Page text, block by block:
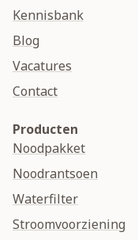
Kennisbank
Blog
Vacatures
Contact
Producten
Noodpakket
Noodrantsoen
Waterfilter
Stroomvoorziening